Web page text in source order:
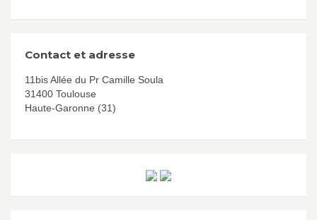
Contact et adresse
11bis Allée du Pr Camille Soula
31400 Toulouse
Haute-Garonne (31)